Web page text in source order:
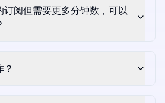
订阅但需要更多分钟数，可以
？